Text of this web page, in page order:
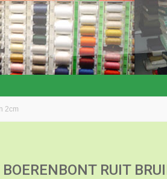
2cm
RUIT